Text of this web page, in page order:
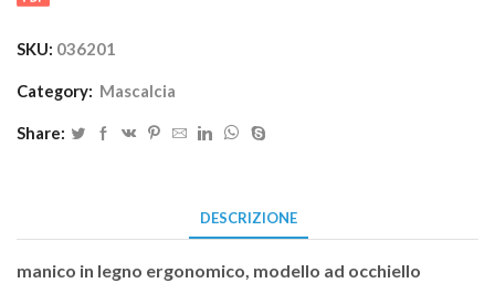
SKU: 036201
Category: Mascalcia
Share:
DESCRIZIONE
manico in legno ergonomico, modello ad occhiello